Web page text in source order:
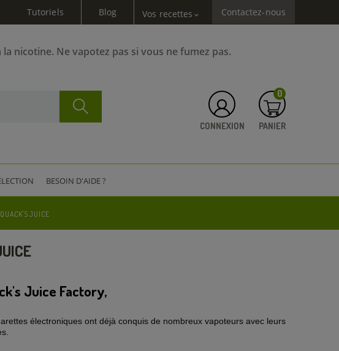
Tutoriels Blog Vos recettes expand_more Contactez-nous
nicotine. Ne vapotez pas si vous ne fumez pas.
CONNEXION PANIER
0
BESOIN D'AIDE ?
JUICE
Juice Factory,
électroniques ont déjà conquis de nombreux vapoteurs avec leurs